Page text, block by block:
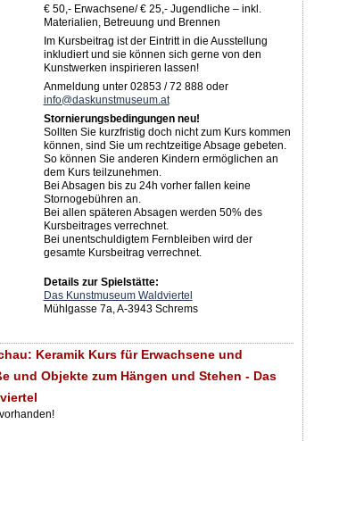
€ 50,- Erwachsene/ € 25,- Jugendliche – inkl.
Materialien, Betreuung und Brennen
Im Kursbeitrag ist der Eintritt in die Ausstellung
inkludiert und sie können sich gerne von den
Kunstwerken inspirieren lassen!
Anmeldung unter 02853 / 72 888 oder
info@daskunstmuseum.at
Stornierungsbedingungen neu!
Sollten Sie kurzfristig doch nicht zum Kurs kommen
können, sind Sie um rechtzeitige Absage gebeten.
So können Sie anderen Kindern ermöglichen an
dem Kurs teilzunehmen.
Bei Absagen bis zu 24h vorher fallen keine
Stornogebühren an.
Bei allen späteren Absagen werden 50% des
Kursbeitrages verrechnet.
Bei unentschuldigtem Fernbleiben wird der
gesamte Kursbeitrag verrechnet.
Details zur Spielstätte:
Das Kunstmuseum Waldviertel
Mühlgasse 7a, A-3943 Schrems
Keramik Kurs für Erwachsene und
und Objekte zum Hängen und Stehen - Das